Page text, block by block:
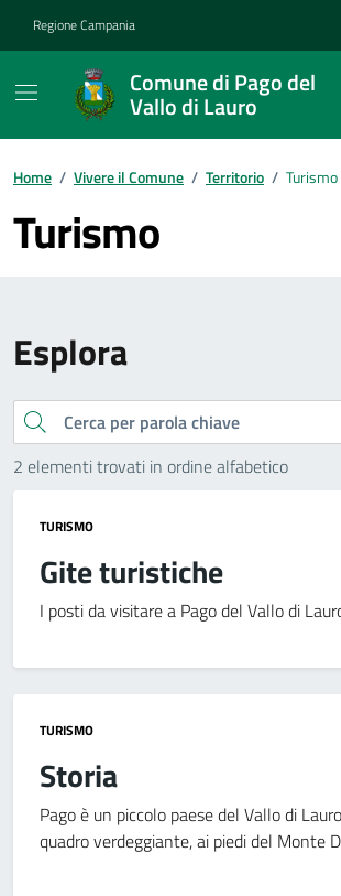
Regione Campania
Comune di Pago del
Vallo di Lauro
Home / Vivere il Comune / Territorio / Turismo
Turismo
Esplora
Cerca
2 elementi trovati in ordine alfabetico
TURISMO
Gite turistiche
I posti da visitare a Pago del Vallo di
TURISMO
Storia
Pago è un piccolo paese del Vallo di
quadro verdeggiante, ai piedi del Monte